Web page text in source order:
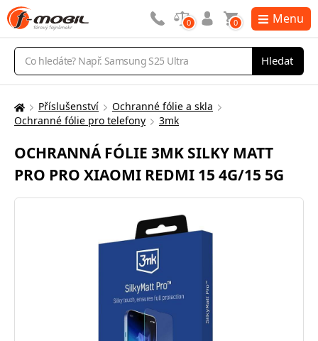
Vyhledávání
Hledat
0 0 Menu
Zde
nacházíte:
Příslušenství
Ochranné fólie a skla
Ochranné fólie pro telefony
3mk
OCHRANNÁ FÓLIE 3MK SILKY MATT
PRO PRO XIAOMI REDMI 15 4G/15 5G